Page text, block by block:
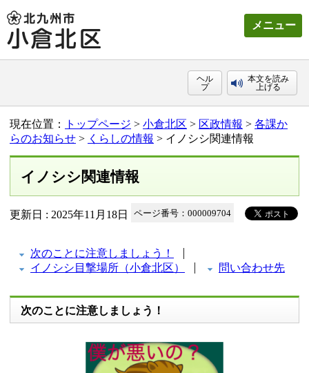
メニュー
ヘル
プ
本文を読み
上げる
現在位置： トップページ > 小倉北区 > 区政情報 > 各課か
らのお知らせ > くらしの情報 > イノシシ関連情報
イノシシ関連情報
更新日 : 2025年11月18日 ページ番号：000009704
次のことに注意しましょう！
イノシシ目撃場所（小倉北区）
問い合わせ先
次のことに注意しましょう！